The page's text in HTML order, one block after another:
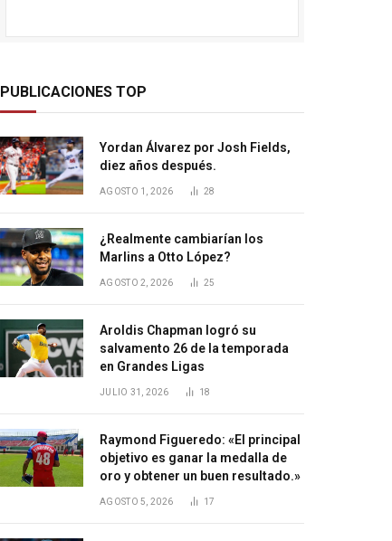
PUBLICACIONES TOP
Yordan Álvarez por Josh Fields,
diez años después.
AGOSTO 1, 2026 28
¿Realmente cambiarían los
Marlins a Otto López?
AGOSTO 2, 2026 25
Aroldis Chapman logró su
salvamento 26 de la temporada
en Grandes Ligas
JULIO 31, 2026 18
Raymond Figueredo: «El principal
objetivo es ganar la medalla de
oro y obtener un buen resultado.»
AGOSTO 5, 2026 17